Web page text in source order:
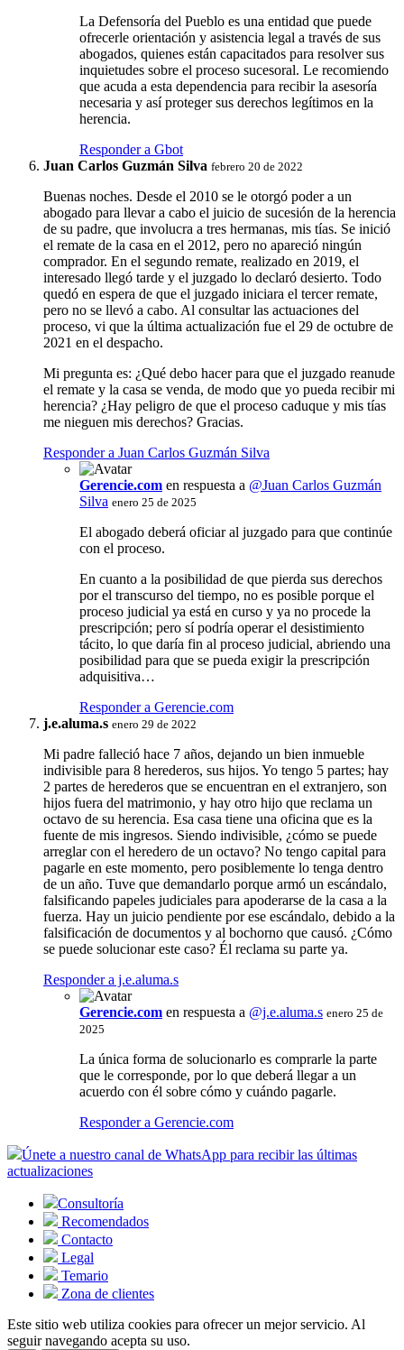
La Defensoría del Pueblo es una entidad que puede
ofrecerle orientación y asistencia legal a través de sus
abogados, quienes están capacitados para resolver sus
inquietudes sobre el proceso sucesoral. Le recomiendo
que acuda a esta dependencia para recibir la asesoría
necesaria y así proteger sus derechos legítimos en la
herencia.
Responder a Gbot
Juan Carlos Guzmán Silva febrero 20 de 2022
Buenas noches. Desde el 2010 se le otorgó poder a un
abogado para llevar a cabo el juicio de sucesión de la herencia
de su padre, que involucra a tres hermanas, mis tías. Se inició
el remate de la casa en el 2012, pero no apareció ningún
comprador. En el segundo remate, realizado en 2019, el
interesado llegó tarde y el juzgado lo declaró desierto. Todo
quedó en espera de que el juzgado iniciara el tercer remate,
pero no se llevó a cabo. Al consultar las actuaciones del
proceso, vi que la última actualización fue el 29 de octubre de
2021 en el despacho.
Mi pregunta es: ¿Qué debo hacer para que el juzgado reanude
el remate y la casa se venda, de modo que yo pueda recibir mi
herencia? ¿Hay peligro de que el proceso caduque y mis tías
me nieguen mis derechos? Gracias.
Responder a Juan Carlos Guzmán Silva
Gerencie.com en respuesta a @Juan Carlos Guzmán
Silva enero 25 de 2025
El abogado deberá oficiar al juzgado para que continúe
con el proceso.
En cuanto a la posibilidad de que pierda sus derechos
por el transcurso del tiempo, no es posible porque el
proceso judicial ya está en curso y ya no procede la
prescripción; pero sí podría operar el desistimiento
tácito, lo que daría fin al proceso judicial, abriendo una
posibilidad para que se pueda exigir la prescripción
adquisitiva…
Responder a Gerencie.com
j.e.aluma.s enero 29 de 2022
Mi padre falleció hace 7 años, dejando un bien inmueble
indivisible para 8 herederos, sus hijos. Yo tengo 5 partes; hay
2 partes de herederos que se encuentran en el extranjero, son
hijos fuera del matrimonio, y hay otro hijo que reclama un
octavo de su herencia. Esa casa tiene una oficina que es la
fuente de mis ingresos. Siendo indivisible, ¿cómo se puede
arreglar con el heredero de un octavo? No tengo capital para
pagarle en este momento, pero posiblemente lo tenga dentro
de un año. Tuve que demandarlo porque armó un escándalo,
falsificando papeles judiciales para apoderarse de la casa a la
fuerza. Hay un juicio pendiente por ese escándalo, debido a la
falsificación de documentos y al bochorno que causó. ¿Cómo
se puede solucionar este caso? Él reclama su parte ya.
Responder a j.e.aluma.s
Gerencie.com en respuesta a @j.e.aluma.s enero 25 de
2025
La única forma de solucionarlo es comprarle la parte
que le corresponde, por lo que deberá llegar a un
acuerdo con él sobre cómo y cuándo pagarle.
Responder a Gerencie.com
Únete a nuestro canal de WhatsApp para recibir las últimas
actualizaciones
Consultoría
Recomendados
Contacto
Legal
Temario
Zona de clientes
Este sitio web utiliza cookies para ofrecer un mejor servicio. Al
seguir navegando acepta su uso.